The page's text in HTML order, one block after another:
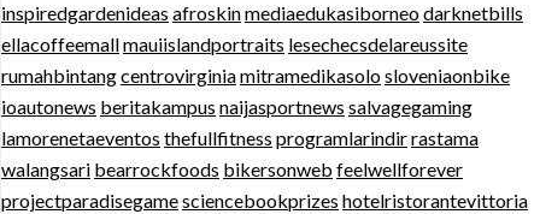
inspiredgardenideas afroskinmediaedukasiborneodarknetbills
ellacoffeemallmauiislandportraits lesechecsdelareussite
rumahbintangcentrovirginiamitramedikasolosloveniaonbike
ioautonews beritakampus naijasportnews salvagegaming
lamorenetaeventos thefullfitness programlarindirrastama
walangsari bearrockfoods bikersonweb feelwellforever
projectparadisegamesciencebookprizes hotelristorantevittoria